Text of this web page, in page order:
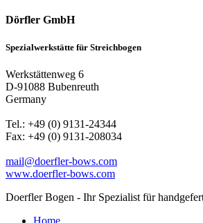
Dörfler GmbH
Spezialwerkstätte für Streichbogen
Werkstättenweg 6
D-91088 Bubenreuth
Germany
Tel.: +49 (0) 9131-24344
Fax: +49 (0) 9131-208034
mail@doerfler-bows.com
www.doerfler-bows.com
Doerfler Bogen - Ihr Spezialist für
Home